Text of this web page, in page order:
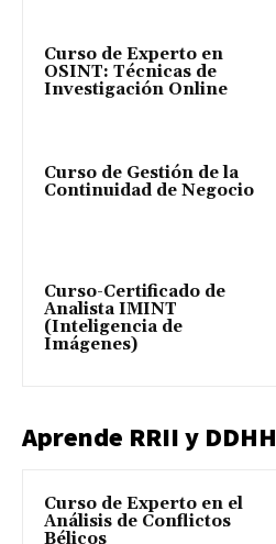
Curso de Experto en
OSINT: Técnicas de
Investigación Online
Curso de Gestión de la
Continuidad de Negocio
Curso-Certificado de
Analista IMINT
(Inteligencia de
Imágenes)
Aprende RRII y DDHH
Curso de Experto en el
Análisis de Conflictos
Bélicos